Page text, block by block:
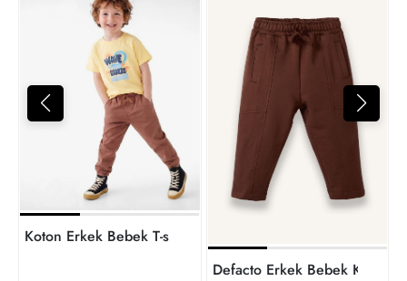
Koton Erkek Bebek T-shirt 6Smb10209Tk
Defacto Erkek Bebek